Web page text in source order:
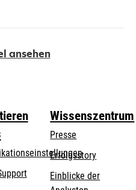
ansehen
wird
Wissenszentrum
Presse
Erfolgsstory
Einblicke der